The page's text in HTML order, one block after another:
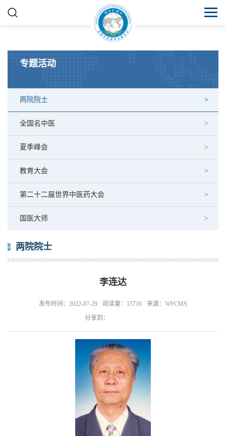
专题活动
两院院士
全国名中医
夏季峰会
教育大会
第二十二届世界中医药大会
国医大师
两院院士
李连达
发布时间：2022-07-29 阅读量：15716
来源：WFCMS
分享到：